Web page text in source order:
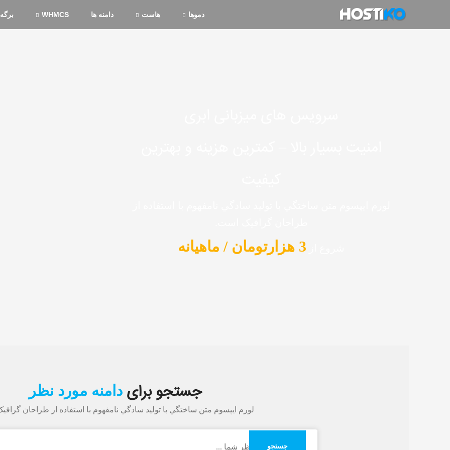
دموها هاست دامنه ها WHMCS
3 هزارتومان / ماهیانه
جستجو برای دامنه مورد نظر
لورم ايپسوم متن ساختگي با توليد سادگي نامفهوم با استفاده از طراحان
جستجو